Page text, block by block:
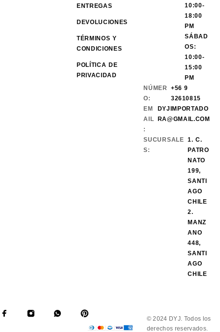
ENTREGAS
DEVOLUCIONES
TÉRMINOS Y
CONDICIONES
POLÍTICA DE
PRIVACIDAD
10:00-
18:00
PM
SÁBAD
OS:
10:00-
15:00
PM
NÚMER
O:
+56 9
32610815
EM
AIL
:
DYJIMPORTADO
RA@GMAIL.COM
SUCURSALE
S:
1. C.
PATRO
NATO
199,
SANTI
AGO
CHILE
2.
MANZ
ANO
448,
SANTI
AGO
CHILE
© 2024 DYJ. Todos los
derechos reservados.